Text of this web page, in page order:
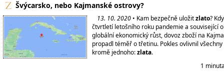
Švýcarsko, nebo Kajmanské ostrovy?
13. 10. 2020 • Kam bezpečně uložitzlato?
čtvrtletí letošního roku pandemie a související
globální ekonomický růst, dovoz zboží na
propadl téměř o třetinu. Pokles ovlivnil
kromě jednoho:zlata.
1